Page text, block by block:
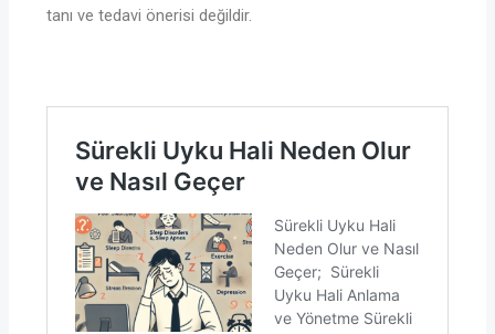
tanı ve tedavi önerisi değildir.